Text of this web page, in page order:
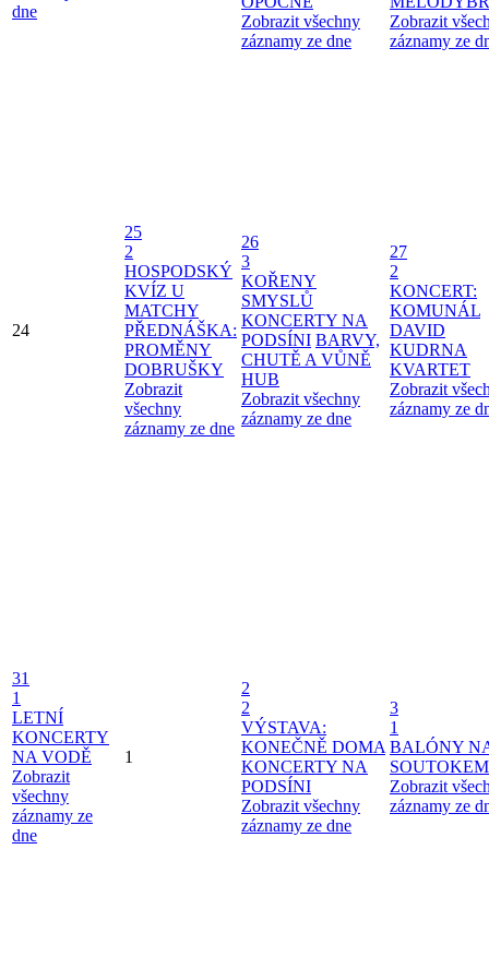
dne
Zobrazit všechny
záznamy ze dne
Zobrazit
záznamy ze
24
25
2
HOSPODSKÝ
KVÍZ U
MATCHY
PŘEDNÁŠKA:
PROMĚNY
DOBRUŠKY
Zobrazit
všechny
záznamy ze dne
26
3
KOŘENY
SMYSLŮ
KONCERTY NA
PODSÍNI BARVY,
CHUTĚ A VŮNĚ
HUB
Zobrazit všechny
záznamy ze dne
27
2
KONCERT:
KOMUNÁL
DAVID
KUDRNA
KVARTET
Zobrazit
záznamy ze
31
1
LETNÍ
KONCERTY
NA VODĚ
Zobrazit
všechny
záznamy ze
dne
1
2
2
VÝSTAVA:
KONEČNĚ DOMA
KONCERTY NA
PODSÍNI
Zobrazit všechny
záznamy ze dne
3
1
BALÓNY
SOUTOKEM
Zobrazit
záznamy ze